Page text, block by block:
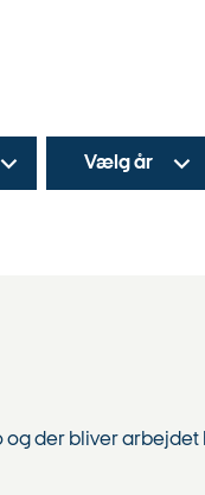
Vælg år
og der bliver arbejdet